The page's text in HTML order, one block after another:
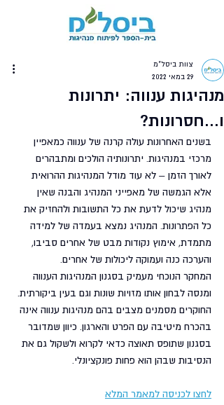
מנהיגות ענווה: יתרונות
ו...חסרונות?
צוות ביסל"מ
29 במאי 2022
בשנים האחרונות עולה קרנה של ענווה כמאפיין
מרכזי במנהיגות. יתרונותיה הולכים ומתבהרים
לאורך הזמן – לא עוד מודל המנהיגות ההרואית
אלא הגמשה של מאפייני המנהיג והבנה שאין
מנהיג שיכול לדעת את כל התשובות ולהחזיק את
כל הפתרונות. המנהיג נמצא בעמדה של למידה
מתמדת, אימוץ נקודות מבט של אחרים סביבו,
והערכה כנה ועמוקה ליכולות של אחרים.
המחקר הנוכחי מעמיק בסגנון המנהיגות הענווה
ומנסה לבחון אותו מזויות שונות וגם בעין ביקורתית.
החוקרים מסמנים מצבים בהם מנהיגות ענווה אינה
בהכרח מיטיבה עם הפרט והארגון. כיוון שמדובר
בסגנון שתופס תאוצה כדאי לקרוא ולשקול גם את
הנסיבות שבהן הוא פחות פונקציונלי.
לחצו לכניסה למאמר המלא